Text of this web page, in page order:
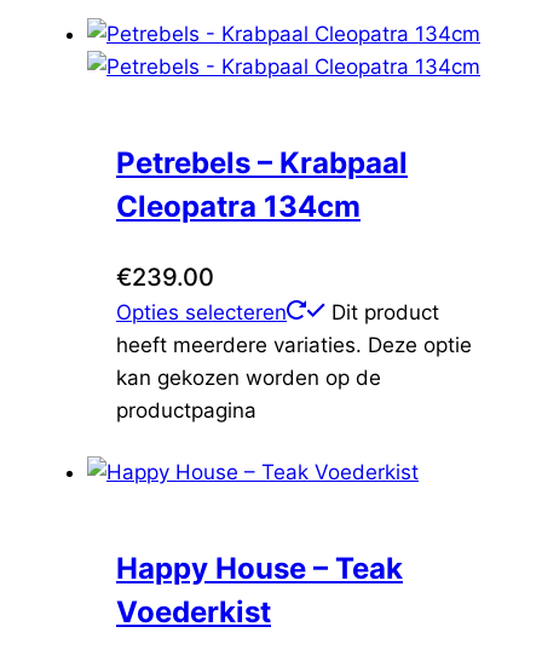
Petrebels – Krabpaal
Cleopatra 134cm
€239.00
Opties selecteren
Dit product
heeft meerdere variaties. Deze optie
kan gekozen worden op de
productpagina
Happy House – Teak
Voederkist